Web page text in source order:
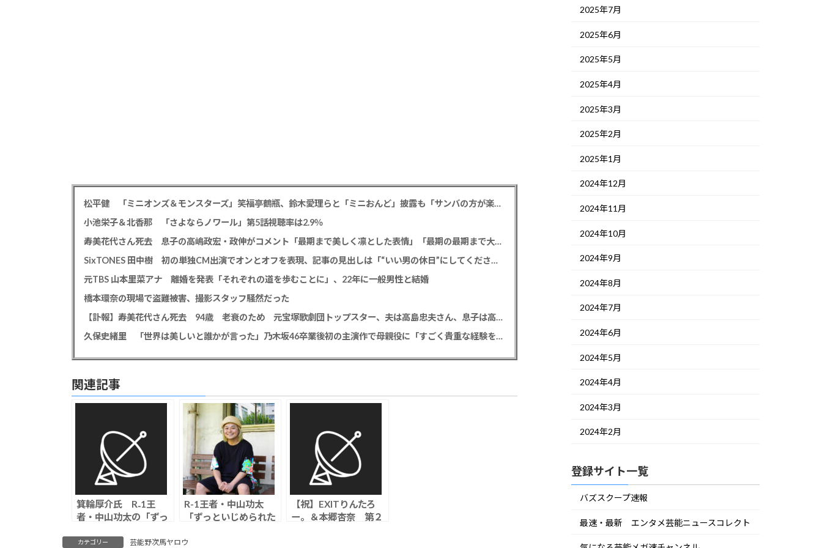
松平健 「ミニオンズ＆モンスターズ」笑福亭鶴瓶、鈴木愛理らと「ミニおんど」披露も「サンバの方が楽」と本音
小池栄子＆北香那 「さよならノワール」第5話視聴率は2.9％
寿美花代さん死去 息子の高嶋政宏・政伸がコメント「最期まで美しく凛とした表情」「最期の最期まで大女優」「
SixTONES 田中樹 初の単独CM出演でオンとオフを表現、記事の見出しは「“いい男の休日”にしてください」とアピール
元TBS 山本里菜アナ 離婚を発表「それぞれの道を歩むことに」、22年に一般男性と結婚
橋本環奈の現場で盗難被害、撮影スタッフ騒然だった
【訃報】寿美花代さん死去 94歳 老衰のため 元宝塚歌劇団トップスター、夫は高島忠夫さん、息子は高嶋政宏・政伸
久保史緒里 「世界は美しいと誰かが言った」乃木坂46卒業後初の主演作で母親役に「すごく貴重な経験をさせていただいた」
関連記事
箕輪厚介氏 R₋1王
者・中山功太の「ずっ
いる」告白に「正解を
R-1王者・中山功太
「ずっといじめられた
「むちゃくちゃ売れて
【祝】EXITりんたろ
ー。＆本郷杏奈 第２
カテゴリー 芸能野次馬ヤロウ
2025年7月
2025年6月
2025年5月
2025年4月
2025年3月
2025年2月
2025年1月
2024年12月
2024年11月
2024年10月
2024年9月
2024年8月
2024年7月
2024年6月
2024年5月
2024年4月
2024年3月
2024年2月
登録サイト一覧
バズスクープ速報
最速・最新 エンタメ芸能ニュースコレクト